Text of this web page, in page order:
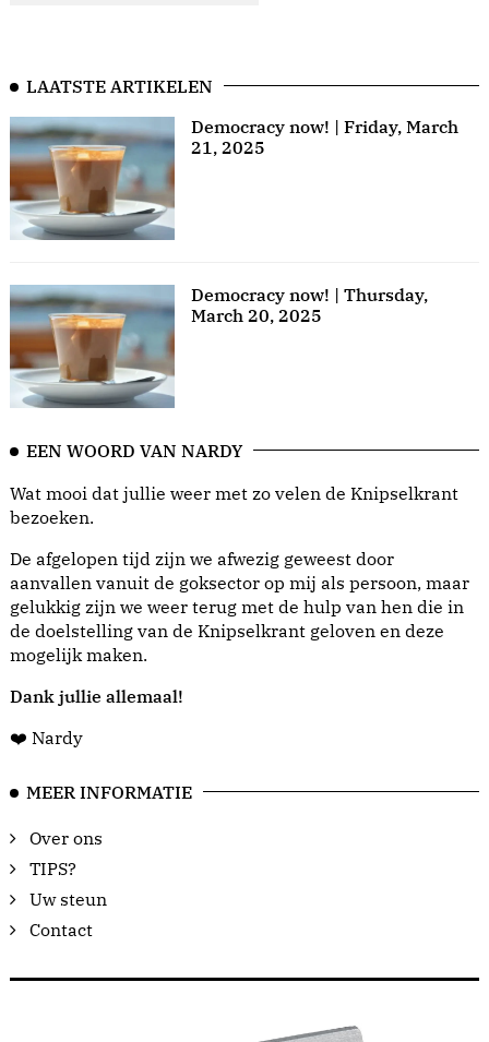
LAATSTE ARTIKELEN
Democracy now! | Friday, March
21, 2025
Democracy now! | Thursday,
March 20, 2025
EEN WOORD VAN NARDY
Wat mooi dat jullie weer met zo velen de Knipselkrant
bezoeken.
De afgelopen tijd zijn we afwezig geweest door
aanvallen vanuit de goksector op mij als persoon, maar
gelukkig zijn we weer terug met de hulp van hen die in
de doelstelling van de Knipselkrant geloven en deze
mogelijk maken.
Dank jullie allemaal!
❤️ Nardy
MEER INFORMATIE
Over ons
TIPS?
Uw steun
Contact